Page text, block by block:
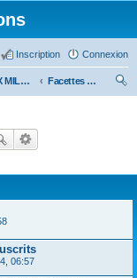
Connexion
Inscription
PRIX MILLE SAISONS (et anthologies Solstice)
Facettes d'Imaginaire
06:57